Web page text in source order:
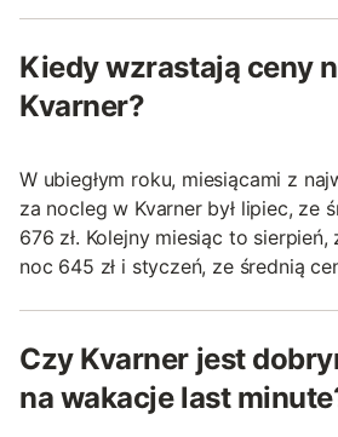
Kiedy wzrastają ceny
Kvarner?
W ubiegłym roku, miesiącami z
za nocleg w Kvarner był lipiec, ze
676 zł. Kolejny miesiąc to sierpień,
noc 645 zł i styczeń, ze średnią
Czy Kvarner jest
na wakacje last